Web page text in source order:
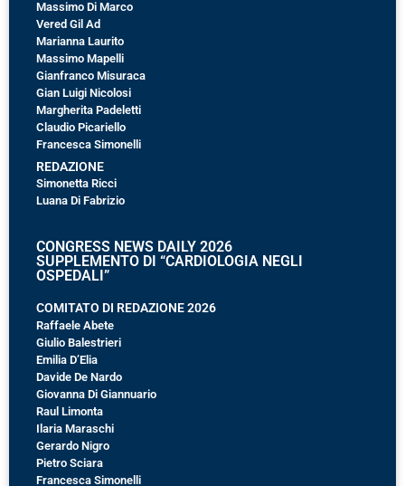
Massimo Di Marco
Vered Gil Ad
Marianna Laurito
Massimo Mapelli
Gianfranco Misuraca
Gian Luigi Nicolosi
Margherita Padeletti
Claudio Picariello
Francesca Simonelli
REDAZIONE
Simonetta Ricci
Luana Di Fabrizio
CONGRESS NEWS DAILY 2026
SUPPLEMENTO DI “CARDIOLOGIA NEGLI
OSPEDALI”
COMITATO DI REDAZIONE 2026
Raffaele Abete
Giulio Balestrieri
Emilia D’Elia
Davide De Nardo
Giovanna Di Giannuario
Raul Limonta
Ilaria Maraschi
Gerardo Nigro
Pietro Sciara
Francesca Simonelli